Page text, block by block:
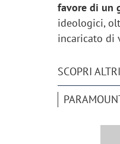
favore di un
ideologici,
incaricato di
SCOPRI